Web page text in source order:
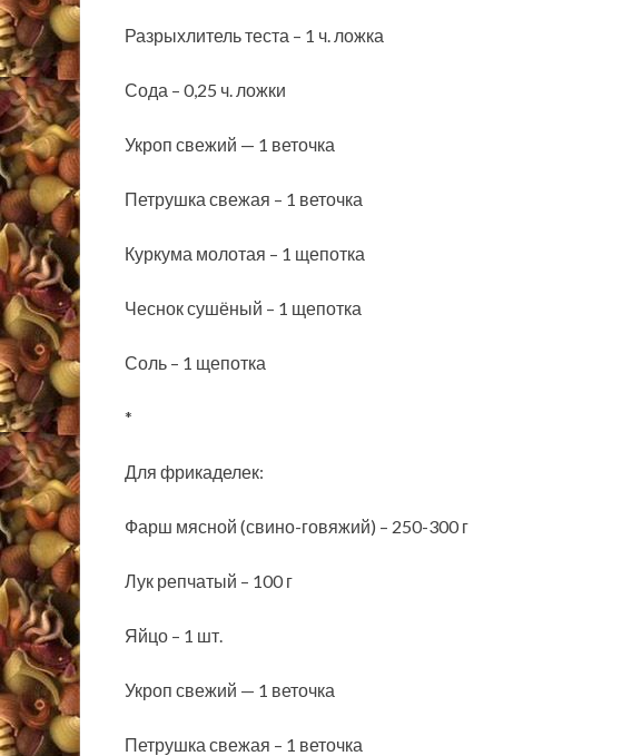
Разрыхлитель теста – 1 ч. ложка
Сода – 0,25 ч. ложки
Укроп свежий — 1 веточка
Петрушка свежая – 1 веточка
Куркума молотая – 1 щепотка
Чеснок сушёный – 1 щепотка
Соль – 1 щепотка
*
Для фрикаделек:
Фарш мясной (свино-говяжий) – 250-300 г
Лук репчатый – 100 г
Яйцо – 1 шт.
Укроп свежий — 1 веточка
Петрушка свежая – 1 веточка